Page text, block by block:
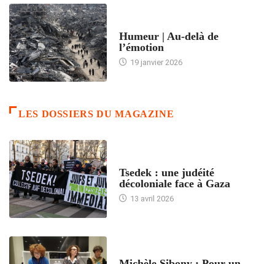
Humeur | Au-delà de
l’émotion
19 janvier 2026
LES DOSSIERS DU MAGAZINE
Tsedek : une judéité
décoloniale face à Gaza
13 avril 2026